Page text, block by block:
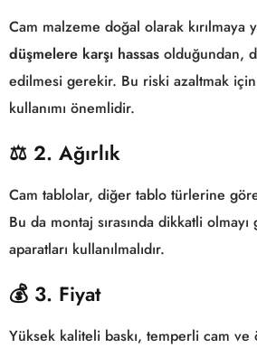
Cam malzeme doğal olarak kırılmaya
düşmelere karşı hassas olduğundan,
edilmesi gerekir. Bu riski azaltmak
kullanımı önemlidir.
⚖️ 2. Ağırlık
Cam tablolar, diğer tablo türlerine
Bu da montaj sırasında dikkatli
aparatları kullanılmalıdır.
💰 3. Fiyat
Yüksek kaliteli baskı, temperli cam